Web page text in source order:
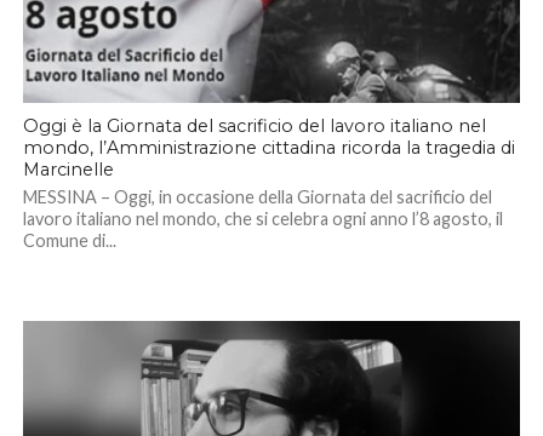
Oggi è la Giornata del sacrificio del lavoro italiano nel
mondo, l’Amministrazione cittadina ricorda la tragedia di
Marcinelle
MESSINA – Oggi, in occasione della Giornata del sacrificio del
lavoro italiano nel mondo, che si celebra ogni anno l’8 agosto, il
Comune di...